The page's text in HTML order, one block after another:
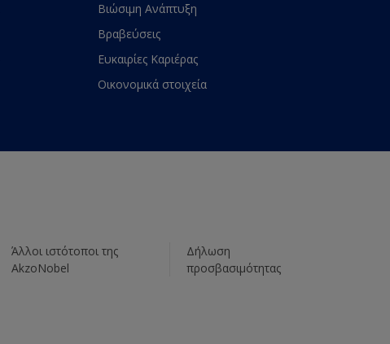
Βιώσιμη Ανάπτυξη
Βραβεύσεις
Ευκαιρίες Καριέρας
Οικονομικά στοιχεία
Άλλοι ιστότοποι της
AkzoNobel
Δήλωση
προσβασιμότητας